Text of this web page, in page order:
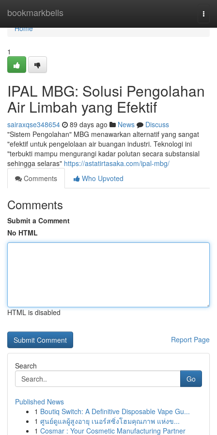
bookmarkbells
Home
Home
1
IPAL MBG: Solusi Pengolahan
Air Limbah yang Efektif
sairaxqse348654 89 days ago News
Discuss
"Sistem Pengolahan" MBG menawarkan alternatif yang sangat
"efektif untuk pengelolaan air buangan industri. Teknologi ini
"terbukti mampu mengurangi kadar polutan secara substansial
sehingga selaras" https://astatirtasaka.com/ipal-mbg/
Comments
Who Upvoted
Comments
Submit a Comment
No HTML
HTML is disabled
Report Page
Search
Go
Published News
1 Boutiq Switch: A Definitive Disposable Vape Gu...
1 ศูนย์ดูแลผู้สูงอายุ เนอร์สซิ่งโฮมคุณภาพ แห่งข...
1 Cosmar : Your Cosmetic Manufacturing Partner